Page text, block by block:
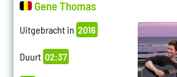
Gene Thomas
Uitgebracht in 2016
Duurt 02:37